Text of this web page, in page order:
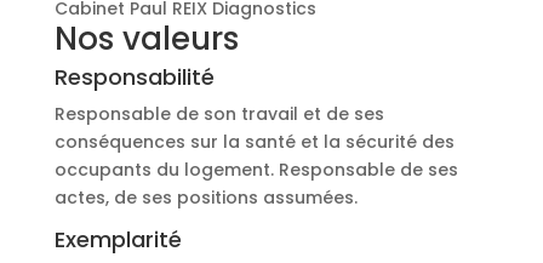
Cabinet Paul REIX Diagnostics
Nos valeurs
Responsabilité
Responsable de son travail et de ses
conséquences sur la santé et la sécurité des
occupants du logement. Responsable de ses
actes, de ses positions assumées.
Exemplarité